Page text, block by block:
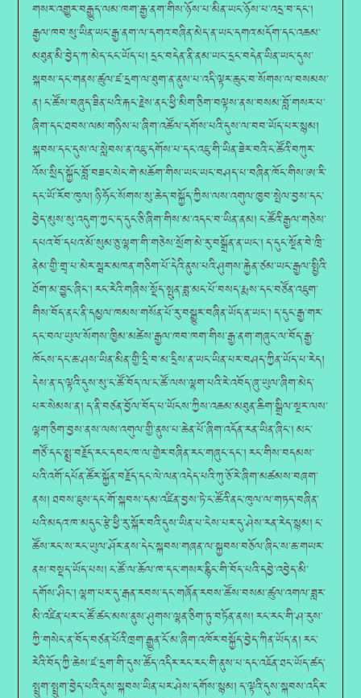
གསར་འགྱུར་བརྒྱུད་ལམ་ཁག་རྒྱ་ནག་གིས་ཉོས་པ་མིན་ཡང་ཉོས་པ་འདྲ་བ་དང་།
རྒྱལ་ཁབ་སུ་ཡིན་ཡང་རྒྱ་ནག་ལ་དགའ་བཞིན་མེད་ན་ཡང་དགའ་མདོག་དང་འཆམ་
མཐུན་མི་བྱེད་ཀ་མེད་ངང་ཡོད་པ། དྲང་བདེན་ནི་ནམ་ཡང་དྲང་བདེན་ཡིན་ཡང་དུས་
སྐབས་དང་གནས་ཚུལ་ཛ་དྲག་ལ་ཐུག་ན་ནུས་པ་འདི་ལྟར་ཆུང་བ་སོགས་ལ་བསམས་
ན། ང་ཚོས་བཞུད་ཟིན་པའི་རྐང་རྗེས་ནང་ཕྱི་མིག་ཅིག་བལྟས་ནས་བསམ་བློ་གསར་པ་
ཞིག་དང་ཐབས་ལམ་གཉིས་པ་ཞིག་འཚོལ་དགོས་པའི་དུས་ལ་བབ་ཡོད་པར་སྙམ།
སྐབས་དང་དུས་ལ་སླེབས་ན་འཇུ་དགོས་པ་དང་འཇུ་གི་ཡིན་ཟེར་བའི་ང་ཚོའི་བཀུར་
འོས་སྲིད་སྐྱོང་བློ་བཟང་སེང་གེ་མཆོག་གིས་ཡང་ཡང་བཤད་པ་བཞིན་ཁོང་གིས་ཨ་རི་
དང་ཡོ་རོབ་ཁུལ། ཉི་ཧོང་སོགས་སུ་ཆེད་བསྐྱོད་ཀྱིས་ལས་འགུལ་ཁྱབ་སྤེལ་བྱས་དང་
བྱེད་མུས་སུ་འདུག་ཀྱང་ད་དུང་ཅི་ཞིག་གིས་མ་འདང་བ་ཡིན་ནམ། ང་ཚོའི་རྒྱལ་གཅེས་
དཔའ་བོ་དཔའ་མོ་སུམ་ཅུ་ལྷག་གི་གཅེས་སྲོག་མེ་རུ་བསྒྲོན་ན་ཡང་། ད་དུང་སྔོན་བེ་ཁྲི་
ནེམ་གྱི་གྲྭ་པ་མེར་སྦར་མཁན་གཅིག་པོ་དེའི་ནུས་པའི་ཤུགས་རྐྱེན་ཙམ་ཡང་རྒྱལ་སྤྱིའི་
ཐོག་མ་བྱུང་ཞིང་། རང་རེའི་གཞིས་སྡོད་སྤུན་ཟླ་མང་པོ་བསད་རྨས་དང་བཙོན་འཇུག་
གིས་བོད་ནང་ནི་དམྱལ་ཁམས་གསོན་པོ་རུ་བསྒྱུར་བཞིན་ཡོད་ན་ཡང་། ད་དུང་རྒྱ་གར་
དང་བལ་ཡུལ་སོགས་ཁྱིམ་མཚེས་རྒྱལ་ཁབ་ཁག་གིས་རྒྱ་ནག་གཞུང་ལ་བོད་རྒྱ་
ཁོངས་དང་ཆ་ཤས་ཡིན་མིན་གྱི་དྲི་བ་མ་དྲིས་ན་ཡང་ཡིན་པར་བཤད་ཀྱིན་ཡོད་པ་རེད།
དེས་ན་ད་ལྟའི་དུས་སུ་ང་ཚོ་བོད་ལ་ང་ཚོ་ལས་ལྷག་པའི་རེ་འབོད་ཞུ་ཡུལ་ཞིག་མེད་
པར་སེམས་ན། ད་ནི་བཙན་བྱོལ་བོད་པ་ཡོངས་ཀྱིས་འཆམ་མཐུན་ཆིག་སྒྲིལ་སྔར་ལས་
ལྷག་ཅིག་བྱས་ནས་ལས་འགུལ་གྱི་ནུས་པ་ཆེན་པོ་ཞིག་འདོན་རན་ཡིན་ཞིང་། མང་
གཙོ་དང་སྨྲ་བརྗོད་རང་དབང་ཁ་ལ་གྱེར་བཞིན་རང་གཞུང་དང་། རང་གིས་བདམས་
པའི་འགོ་དཔོན་ཚོར་སྐྱོན་བརྗོད་དང་ལེ་ལན་འདེད་པའི་ཀུ་ཅོ་རེ་ཞིག་མཚམས་བཞག་
ནས། ཐབས་ཇུས་དང་གོ་སྐབས་དམ་འཛིན་བྱས་ཏེ་ང་ཚོའི་ནང་ཁུལ་ལ་གཏད་བཞིན་
པའི་མདའ་ཁ་མདུང་རྩེ་ཕྱི་རུ་སྐོར་བའི་དུས་ཡིན་པ་ངེས་པར་དུ་ཤེས་རན་རེད་སྙམ། ང་
ཚོས་རང་ས་རང་ཡུལ་ཤོར་ནས་དེང་སྐབས་གཞན་ལ་སྐྱབས་བཅོལ་ཞིང་ས་ཆ་གཡར་
ནས་བསྡད་ཡོད་པས། ང་ཚོ་ལ་ཆོལ་ཁ་དང་གསར་རྙིང་གི་བོད་པའི་དབྱེ་འབྱེད་མི་
དགོས་ཤིང་། ལྷག་པར་དུ་རྒན་རབས་དང་གཞོན་རབས་ཚོས་བསམ་ཚུལ་འགལ་ཟླར་
མི་འཛིན་པར་ང་ཚོ་ཚང་མས་ནུས་ཤུགས་ལྷན་ཅིག་ཏུ་བཏོན་ནས། རང་རང་གི་ཤ་རུས་
ཀྱི་གསེང་ན་བོད་བཙན་པོའི་ཁྲག་རྒྱུན་ངོ་མ་ཞིག་འཁོར་བསྐྱོད་བྱེད་ཀིན་ཡོད་ན། རང་
རེའི་བོད་ཀྱི་ཆེས་ཛ་དྲག་གི་དུས་ཚོད་འདིར་རང་རང་གི་ནུས་པ་དང་འཇོན་ཐང་ཡོད་ཚད་
སྤྲུག་སྤྲུག་བྱེད་པའི་དུས་སྐབས་ཡིན་པར་ཤེས་དགོས་སྙམ། ད་ལྟའི་དུས་སྐབས་འདིར་